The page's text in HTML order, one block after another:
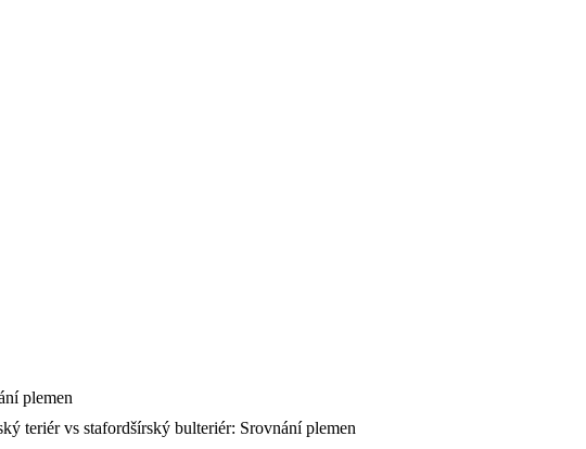
teriér vs stafordšírský bulteriér: Srovnání plemen